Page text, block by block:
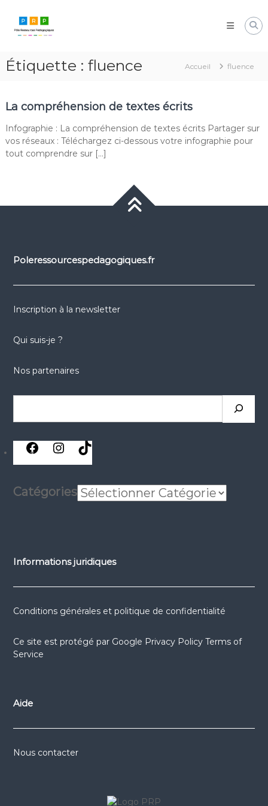
contenu
Pôle
Ressources
les
compétences
vos
Étiquette : fluence Accueil fluence
La compréhension de textes écrits
Infographie : La compréhension de textes écrits Partager sur
vos réseaux : Téléchargez ci-dessous votre infographie pour
tout comprendre sur […]
Poleressourcespedagogiques.fr
Inscription à la newsletter
Qui suis-je ?
Nos partenaires
réseaux réseaux
sociaux
réseaux
Catégories
Informations juridiques
Conditions générales et politique de confidentialité
Ce site est protégé par Google Privacy Policy Terms of
Service
Aide
Nous contacter